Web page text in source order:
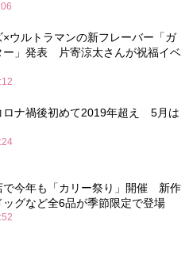
×ウルトラマンの新フレーバー「ガ
ー」発表 片寄涼太さんが祝福イベ
ロナ禍後初めて2019年超え 5月は
で今年も「カリー祭り」開催 新作
ッグなど全6品が季節限定で登場